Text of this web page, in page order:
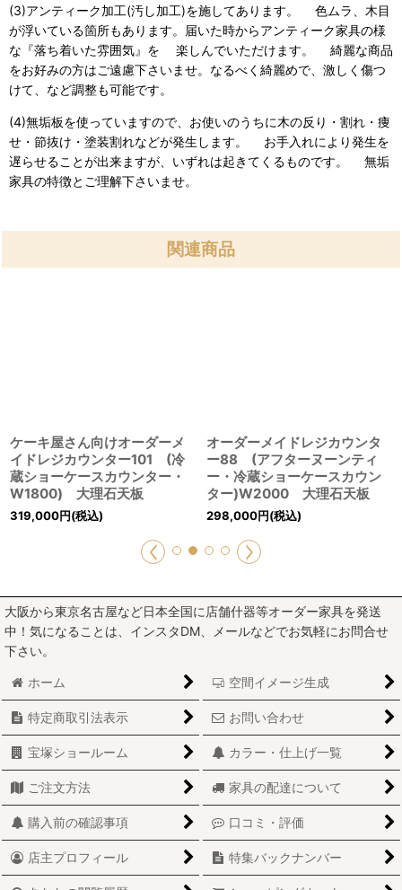
(3)アンティーク加工(汚し加工)を施してあります。 色ムラ、木目
が浮いている箇所もあります。届いた時からアンティーク家具の様
な『落ち着いた雰囲気』を 楽しんでいただけます。 綺麗な商品
をお好みの方はご遠慮下さいませ。なるべく綺麗めで、激しく傷つ
けて、など調整も可能です。
(4)無垢板を使っていますので、お使いのうちに木の反り・割れ・痩
せ・節抜け・塗装割れなどが発生します。 お手入れにより発生を
遅らせることが出来ますが、いずれは起きてくるものです。 無垢
家具の特徴とご理解下さいませ。
関連商品
ケーキ屋さん向けオーダーメ
イドレジカウンター101 (冷
蔵ショーケースカウンター・
W1800) 大理石天板
319,000円(税込)
オーダーメイドレジカウンタ
ー88 (アフターヌーンティ
ー・冷蔵ショーケースカウン
ター)W2000 大理石天板
298,000円(税込)
大阪から東京名古屋など日本全国に店舗什器等オーダー家具を発送
中！気になることは、インスタDM、メールなどでお気軽にお問合せ
下さい。
ホーム 空間イメージ生成
特定商取引法表示 お問い合わせ
宝塚ショールーム カラー・仕上げ一覧
ご注文方法 家具の配達について
購入前の確認事項 口コミ・評価
店主プロフィール 特集バックナンバー